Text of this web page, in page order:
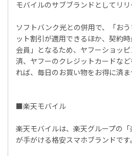
モバイルのサブブランドとしてリリ
ソフトバンク光との併用で、「お
ット割引が適用できるほか、契約
会員」となるため、ヤフーショッ
済、ヤフーのクレジットカードな
れば、毎日のお買い物をお得に済ま
■楽天モバイル
楽天モバイルは、楽天グループの「
が手がける格安スマホブランドです。